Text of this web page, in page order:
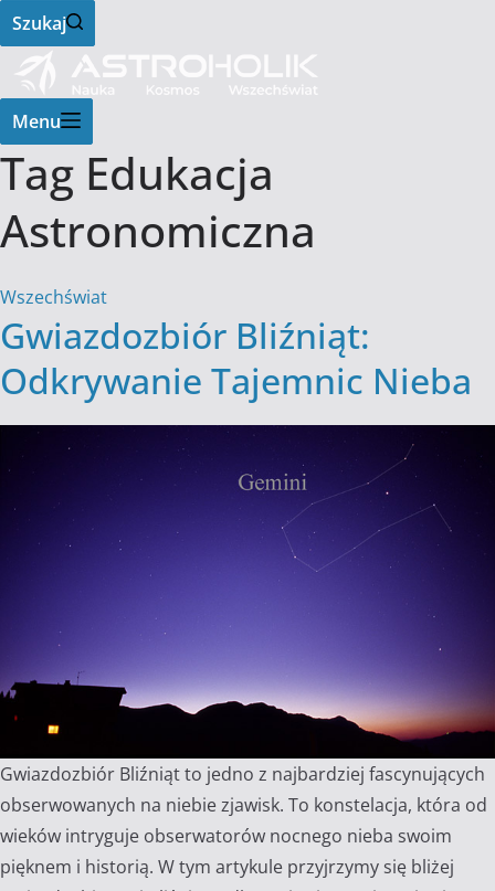
Szukaj
Menu
Tag Edukacja
Astronomiczna
Wszechświat
Gwiazdozbiór Bliźniąt:
Odkrywanie Tajemnic Nieba
Gwiazdozbiór Bliźniąt to jedno z najbardziej fascynujących
obserwowanych na niebie zjawisk. To konstelacja, która od
wieków intryguje obserwatorów nocnego nieba swoim
pięknem i historią. W tym artykule przyjrzymy się bliżej